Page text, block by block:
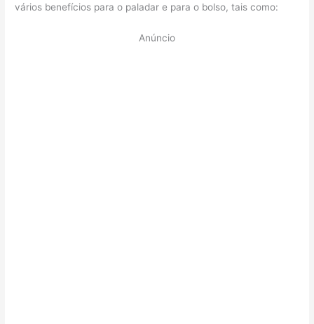
vários benefícios para o paladar e para o bolso, tais como:
Anúncio